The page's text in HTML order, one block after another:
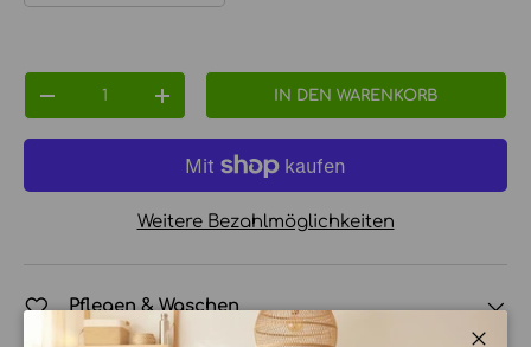
MENGE VERRINGERNMENGE ERHÖHENIN DEN WARENKORB
Weitere Bezahlmöglichkeiten
Pflegen & Waschen